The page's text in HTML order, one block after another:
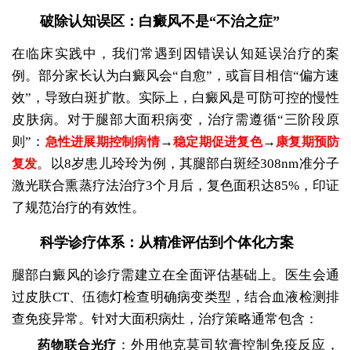
破除认知误区：白癜风不是“不治之症”
在临床实践中，我们常遇到因错误认知延误治疗的案
例。部分家长认为白癜风会“自愈”，或盲目相信“偏方速
效”，导致白斑扩散。实际上，白癜风是可防可控的慢性
皮肤病。对于腿部大面积病变，治疗需遵循“三阶段原
则”： 急性进展期控制病情→稳定期促进复色→ 康复期预防
复发。以8岁患儿玲玲为例，其腿部白斑经308nm准分子
激光联合熏蒸疗法治疗3个月后，复色面积达85%，印证
了规范治疗的有效性。
科学诊疗体系：从精准评估到个体化方案
腿部白癜风的诊疗需建立在全面评估基础上。医生会通
过皮肤CT、伍德灯检查明确病变类型，结合血液检测排
查免疫异常。针对大面积病灶，治疗策略通常包含：
药物联合光疗 ：外用他克莫司软膏控制免疫反应，